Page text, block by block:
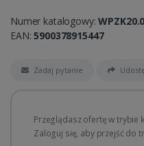
Numer katalogowy:
EAN:5900378915447
Zadaj pytanie
Przeglądasz ofertę w trybie
Zaloguj się, aby przejść do